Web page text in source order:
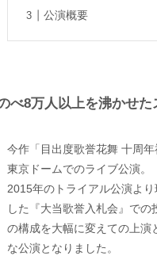
公演概要
べ8万人以上を沸かせた
今作「目出度歌誉花舞 十周
東京ドームでのライブ公演。
2015年のトライアル公演よ
した『大当歌誉入札会』で
の構成を大幅に変えての上演
な公演となりました。